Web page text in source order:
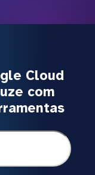
Cloud
com